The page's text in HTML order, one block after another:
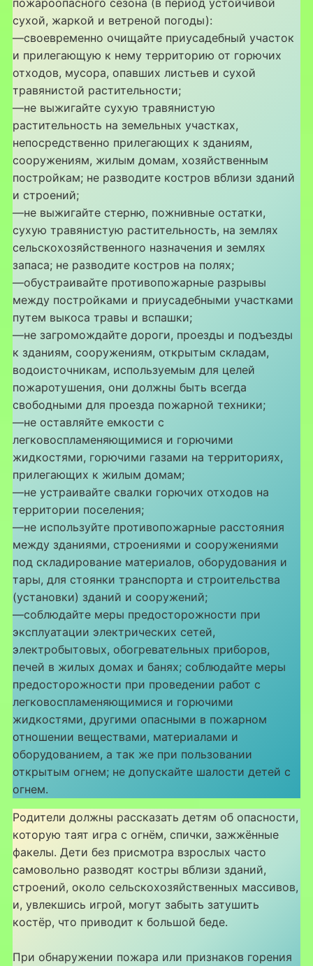
сухой, жаркой и ветреной погоды):
—своевременно очищайте приусадебный участок
и прилегающую к нему территорию от горючих
отходов, мусора, опавших листьев и сухой
травянистой растительности;
—не выжигайте сухую травянистую
растительность на земельных участках,
непосредственно прилегающих к зданиям,
сооружениям, жилым домам, хозяйственным
постройкам; не разводите костров вблизи зданий
и строений;
—не выжигайте стерню, пожнивные остатки,
сухую травянистую растительность, на землях
сельскохозяйственного назначения и землях
запаса; не разводите костров на полях;
—обустраивайте противопожарные разрывы
между постройками и приусадебными участками
путем выкоса травы и вспашки;
—не загромождайте дороги, проезды и подъезды
к зданиям, сооружениям, открытым складам,
водоисточникам, используемым для целей
пожаротушения, они должны быть всегда
свободными для проезда пожарной техники;
—не оставляйте емкости с
легковоспламеняющимися и горючими
жидкостями, горючими газами на территориях,
прилегающих к жилым домам;
—не устраивайте свалки горючих отходов на
территории поселения;
—не используйте противопожарные расстояния
между зданиями, строениями и сооружениями
под складирование материалов, оборудования и
тары, для стоянки транспорта и строительства
(установки) зданий и сооружений;
—соблюдайте меры предосторожности при
эксплуатации электрических сетей,
электробытовых, обогревательных приборов,
печей в жилых домах и банях; соблюдайте меры
предосторожности при проведении работ с
легковоспламеняющимися и горючими
жидкостями, другими опасными в пожарном
отношении веществами, материалами и
оборудованием, а так же при пользовании
открытым огнем; не допускайте шалости детей с
огнем.
Родители должны рассказать детям об опасности,
которую таят игра с огнём, спички, зажжённые
факелы. Дети без присмотра взрослых часто
самовольно разводят костры вблизи зданий,
строений, около сельскохозяйственных массивов,
и, увлекшись игрой, могут забыть затушить
костёр, что приводит к большой беде.
При обнаружении пожара или признаков горения